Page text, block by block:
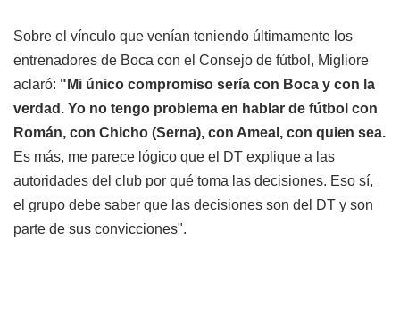
Sobre el vínculo que venían teniendo últimamente los
entrenadores de Boca con el Consejo de fútbol, Migliore
aclaró: "Mi único compromiso sería con Boca y con la
verdad. Yo no tengo problema en hablar de fútbol con
Román, con Chicho (Serna), con Ameal, con quien sea.
Es más, me parece lógico que el DT explique a las
autoridades del club por qué toma las decisiones. Eso sí,
el grupo debe saber que las decisiones son del DT y son
parte de sus convicciones".